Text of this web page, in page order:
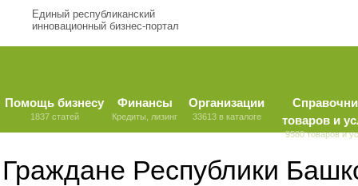
Единый республиканский
инновационный бизнес-портал
Помощь бизнесу
1837 статей
Финансы
Кредиты, лизинг
Организации
33613 в каталоге
товаров и
9580 товаров и
Граждане Республики